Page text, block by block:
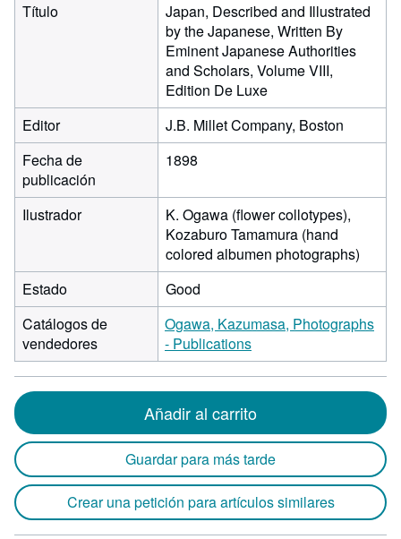
Título
Japan, Described and Illustrated
by the Japanese, Written By
Eminent Japanese Authorities
and Scholars, Volume VIII,
Edition De Luxe
Editor
J.B. Millet Company, Boston
Fecha de
publicación
1898
Ilustrador
K. Ogawa (flower collotypes),
Kozaburo Tamamura (hand
colored albumen photographs)
Estado
Good
Catálogos de
vendedores
Ogawa, Kazumasa, Photographs
- Publications
Añadir al carrito
Guardar para más tarde
Crear una petición para artículos similares